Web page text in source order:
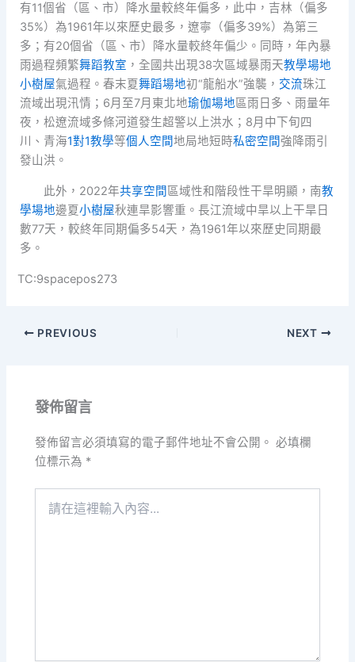
有11個省（區、市）降水量較終年偏多，此中，吉林（偏多
35%）為1961年以來歷史最多，遼寧（偏多39%）為第三
多；有20個省（區、市）降水量較終年偏少。同時，年內暴
雨過程頻繁舞蹈教室 ，全國共出現38次區域暴雨天教學場地
小樹屋氣過程。春末夏舞蹈場地初“龍船水”強襲， 交流珠江
流域出現汛情；6月至7月東北地瑜伽場地區雨日多、雨量年
夜，松遼流域多條河道發生超警以上洪水；8月中下旬四
川、青海1對1教學等個人空間地局地短時私密空間強降雨引
發山洪。
此外，2022年共享空間區域性和階段性干旱明顯，南教
學場地邊夏小樹屋秋連旱影響重。長江流域中旱以上干旱日
數77天，較終年同期偏多54天，為1961年以來歷史同期最
多。
TC:9spacepos273
PREVIOUS NEXT
發佈留言
發佈留言必須填寫的電子郵件地址不會公開。 必填欄
位標示為 *